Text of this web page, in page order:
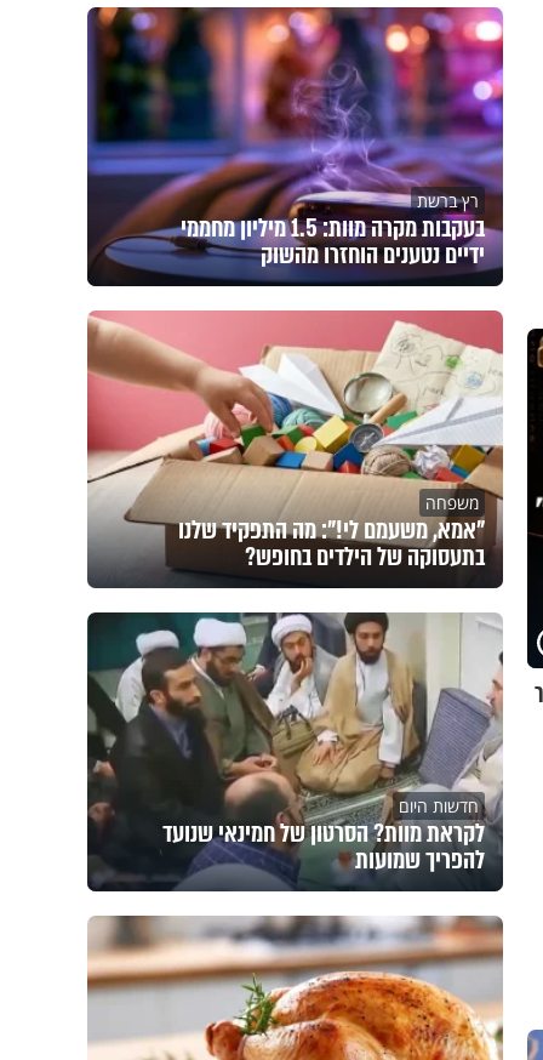
רץ ברשת
בעקבות מקרה מוות: 1.5 מיליון מחממי
ידיים נטענים הוחזרו מהשוק
משפחה
"אמא, משעמם לי!": מה התפקיד שלנו
בתעסוקה של הילדים בחופש?
חדשות היום
לקראת מוות? הסרטון של חמינאי שנועד
להפריך שמועות